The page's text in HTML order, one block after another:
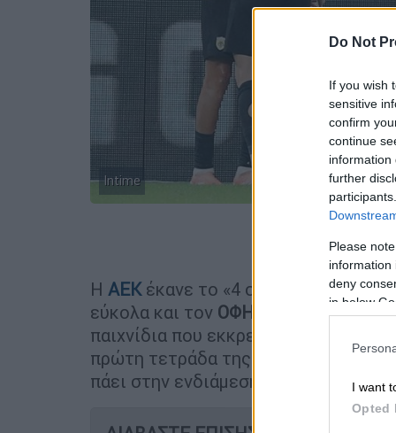
Do Not
If you wish
sensitive
confirm
continue
information
further
Please
information
deny
in below
I want
Opted
Intime
Η ΑΕΚέκανε το «4 στα 4» στη
εύκολα και τον ΟΦΗ
με 2-0 στην
παιχνίδια που εκκρεμούν
πρώτη τετράδα της βαθμολογίας που
πάει στην ενδιάμεση φάση.